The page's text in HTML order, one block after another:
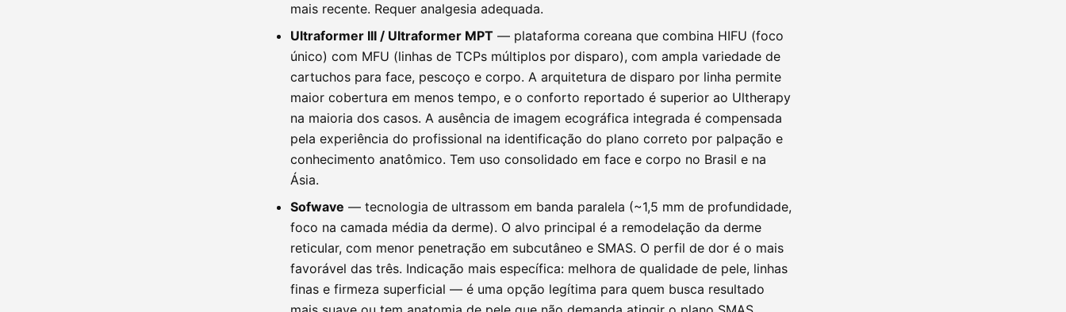
mais recente. Requer analgesia adequada.
Ultraformer III / Ultraformer MPT — plataforma coreana que combina HIFU (foco
único) com MFU (linhas de TCPs múltiplos por disparo), com ampla variedade de
cartuchos para face, pescoço e corpo. A arquitetura de disparo por linha permite
maior cobertura em menos tempo, e o conforto reportado é superior ao Ultherapy
na maioria dos casos. A ausência de imagem ecográfica integrada é compensada
pela experiência do profissional na identificação do plano correto por palpação e
conhecimento anatômico. Tem uso consolidado em face e corpo no Brasil e na
Ásia.
Sofwave — tecnologia de ultrassom em banda paralela (~1,5 mm de profundidade,
foco na camada média da derme). O alvo principal é a remodelação da derme
reticular, com menor penetração em subcutâneo e SMAS. O perfil de dor é o mais
favorável das três. Indicação mais específica: melhora de qualidade de pele, linhas
finas e firmeza superficial — é uma opção legítima para quem busca resultado